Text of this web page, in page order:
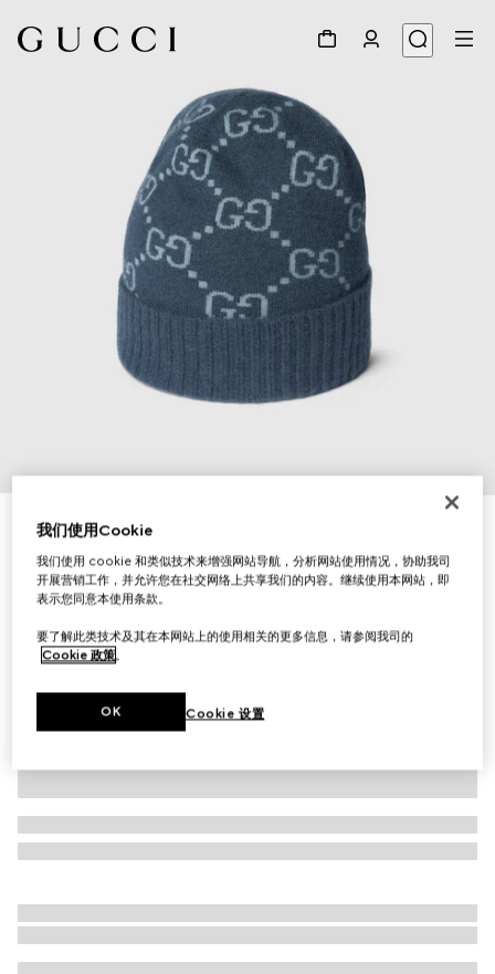
GG山羊绒帽
£385
相关款式海军蓝和浅蓝色
我们使用Cookie
我们使用 cookie 和类似技术来增强网站导航，分析网站使用情况，协助我司
开展营销工作，并允许您在社交网络上共享我们的内容。继续使用本网站，即
表示您同意本使用条款。
要了解此类技术及其在本网站上的使用相关的更多信息，请参阅我司的
Cookie 政策。
Cookie 设置
OK